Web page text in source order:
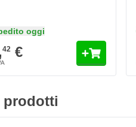
oggi
42€
prodotti